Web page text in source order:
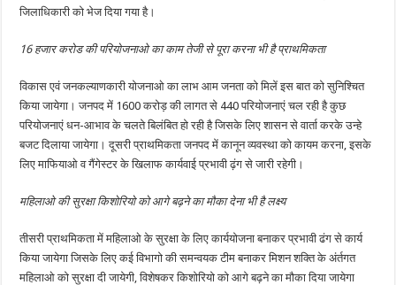
जिलाधिकारी को भेज दिया गया है।
16 हजार करोड की परियोजनाओ का काम तेजी से पूरा करना भी है प्राथमिकता
विकास एवं जनकल्‍याणकारी योजनाओ का लाभ आम जनता को मिलें इस बात को सुनिश्चित
किया जायेगा। जनपद में 1600 करोड़ की लागत से 440 परियोजनाएं चल रही है कुछ
परियोजनाएं धन-आभाव के चलते बिलंबित हो रही है जिसके लिए शासन से वार्ता करके उन्‍हे
बजट दिलाया जायेगा। दूसरी प्राथमिकता जनपद में कानून व्‍यवस्‍था को कायम करना, इसके
लिए माफियाओ व गैंगेस्‍टर के खिलाफ कार्यवाई प्रभावी ढ़ंग से जारी रहेगी।
महिलाओ की सुरक्षा किशोरियो को आगे बढ़ने का मौका देना भी है लक्ष्य
तीसरी प्राथमिकता में महिलाओ के सुरक्षा के लिए कार्ययोजना बनाकर प्रभावी ढंग से कार्य
किया जायेगा जिसके लिए कई विभागो की समन्‍वयक टीम बनाकर मिशन शक्ति के अंर्तगत
महिलाओ को सुरक्षा दी जायेगी, विशेषकर किशोरियो को आगे बढ़ने का मौका दिया जायेगा